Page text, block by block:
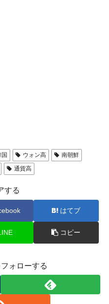
国 ウォン高
南朝鮮
通貨高
する
はてブ
コピー
ォローする